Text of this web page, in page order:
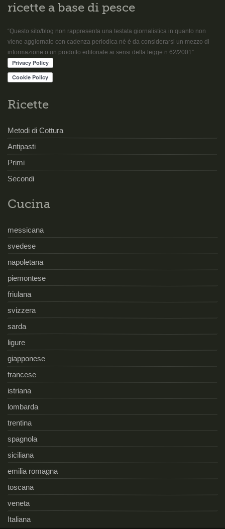
ricette a base di pesce
“Questo sito/blog non rappresenta una testata giornalistica in quanto non
viene aggiornato con cadenza periodica né è da considerarsi un mezzo di
informazione o un prodotto editoriale ai sensi della legge n.62/2001”
Ricette
Metodi di Cottura
Antipasti
Primi
Secondi
Cucina
messicana
svedese
napoletana
piemontese
friulana
svizzera
sarda
ligure
giapponese
francese
istriana
lombarda
trentina
spagnola
siciliana
emilia romagna
toscana
veneta
Italiana